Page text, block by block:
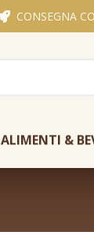
CONSEGNA
ALIMENTI &